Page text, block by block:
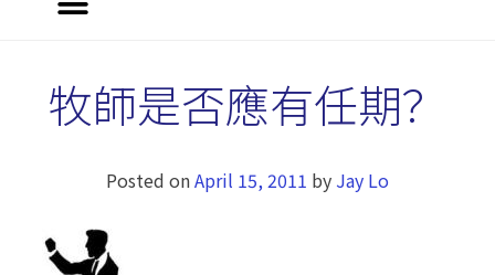
牧師是否應有任期？
Posted onApril 15, 2011 by Jay Lo